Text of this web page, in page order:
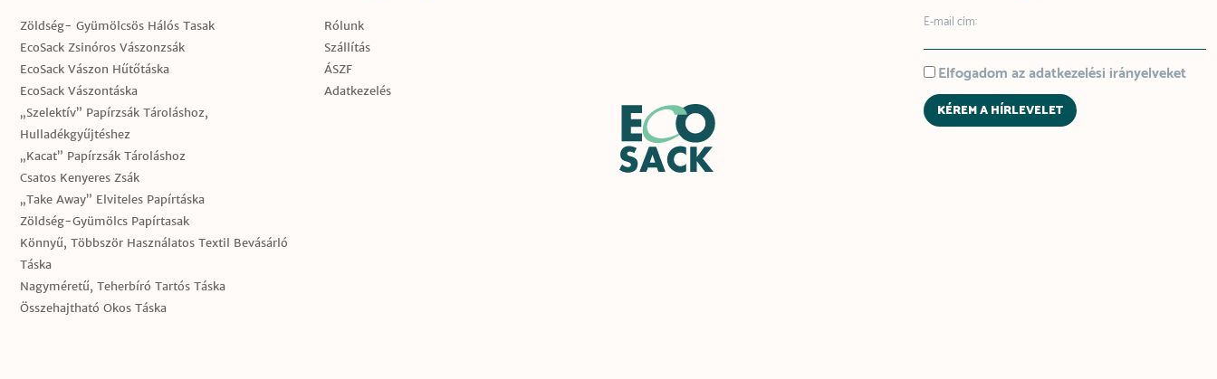
Zöldség- Gyümölcsös Hálós Tasak
EcoSack Zsinóros Vászonzsák
EcoSack Vászon Hűtőtáska
EcoSack Vászontáska
„Szelektív” Papírzsák Tároláshoz,
Hulladékgyűjtéshez
„Kacat” Papírzsák Tároláshoz
Csatos Kenyeres Zsák
„Take Away” Elviteles Papírtáska
Zöldség-Gyümölcs Papírtasak
Könnyű, Többször Használatos Textil Bevásárló
Táska
Nagyméretű, Teherbíró Tartós Táska
Összehajtható Okos Táska
Rólunk
Szállítás
ÁSZF
Adatkezelés
E-mail cím:
Elfogadom az adatkezelési irányelveket
KÉREM A HÍRLEVELET